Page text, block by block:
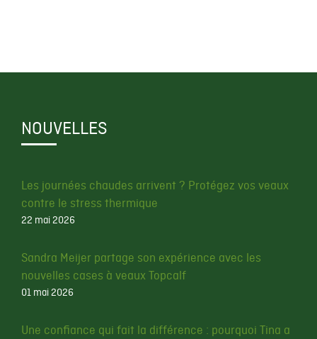
NOUVELLES
Les journées chaudes arrivent ? Protégez vos veaux
contre le stress thermique
22 mai 2026
Sandra Meijer partage son expérience avec les
nouvelles cases à veaux Topcalf
01 mai 2026
Une confiance qui fait la différence : pourquoi Tina a